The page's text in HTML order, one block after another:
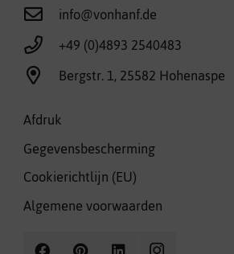
info@vonhanf.de
+49 (0)4893 2540483
Bergstr. 1, 25582 Hohenaspe
Afdruk
Gegevensbescherming
Cookierichtlijn (EU)
Algemene voorwaarden